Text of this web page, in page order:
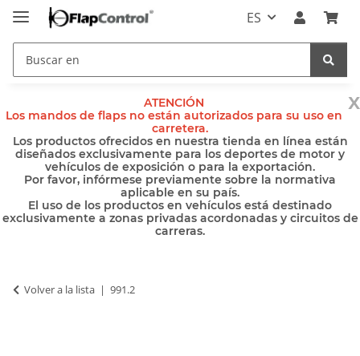
ES
x
ATENCIÓN
Los mandos de flaps no están autorizados para su uso en
carretera.
Los productos ofrecidos en nuestra tienda en línea están
diseñados exclusivamente para los deportes de motor y
vehículos de exposición o para la exportación.
Por favor, infórmese previamente sobre la normativa
aplicable en su país.
El uso de los productos en vehículos está destinado
exclusivamente a zonas privadas acordonadas y circuitos de
carreras.
Volver a la lista 991.2